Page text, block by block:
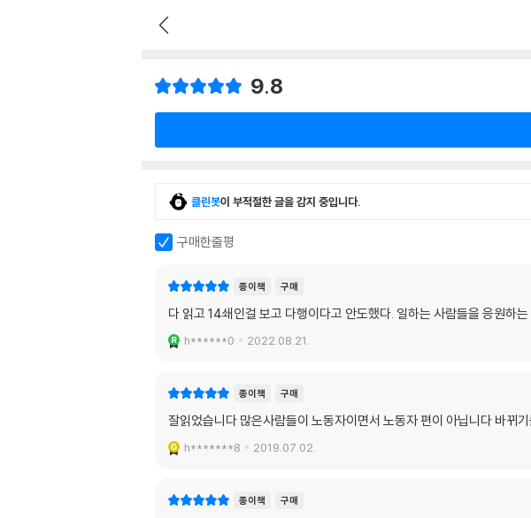
9.8
클린봇이 부적절한 글을 감지 중입니다.
구매한줄평
종이책 구매
다 읽고 14쇄인걸 보고 다행이다고 안도했다. 일하는 사람들을 응원하
h******0 2022.08.21.
종이책 구매
잘읽었습니다 많은사람들이 노동자이면서 노동자 편이 아닙니다 바뀌
h*******8 2019.07.02.
종이책 구매